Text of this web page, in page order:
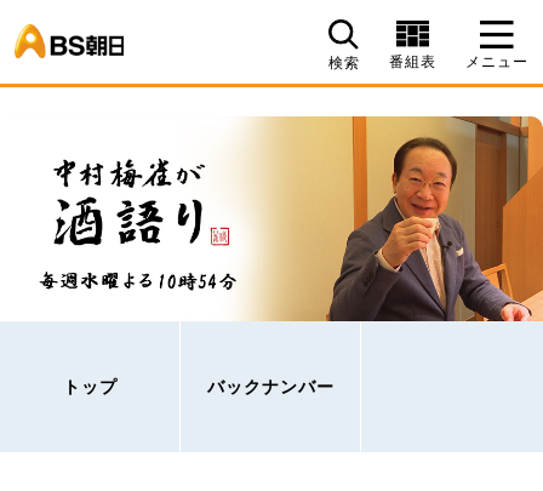
検索 番組表 メニュー
トップ バックナンバー